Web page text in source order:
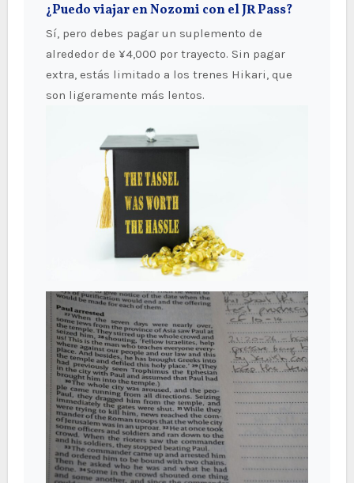
¿Puedo viajar en Nozomi con el JR Pass?
Sí, pero debes pagar un suplemento de
alrededor de ¥4,000 por trayecto. Sin pagar
extra, estás limitado a los trenes Hikari, que
son ligeramente más lentos.